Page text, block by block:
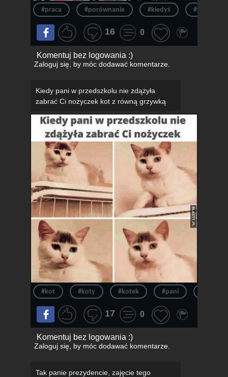
#praca #porównanie #kiedyś #teraz
16 0
Komentuj bez logowania :)
Zaloguj się, by móc dodawać komentarze.
Kiedy pani w przedszkolu nie zdążyła
zabrać Ci nożyczek kot z równą grzywką
#kot #koty #kotek #pani
17 0
Komentuj bez logowania :)
Zaloguj się, by móc dodawać komentarze.
Tak panie prezydencie, zajęcie tego